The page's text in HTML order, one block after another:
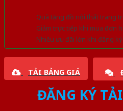
Quà tặng đồ nội thất trang
Giảm trực tiếp khi mua đơn
Nhiều ưu đãi lớn khi đăng
TẢI BẢNG GIÁ
ĐĂNG KÝ